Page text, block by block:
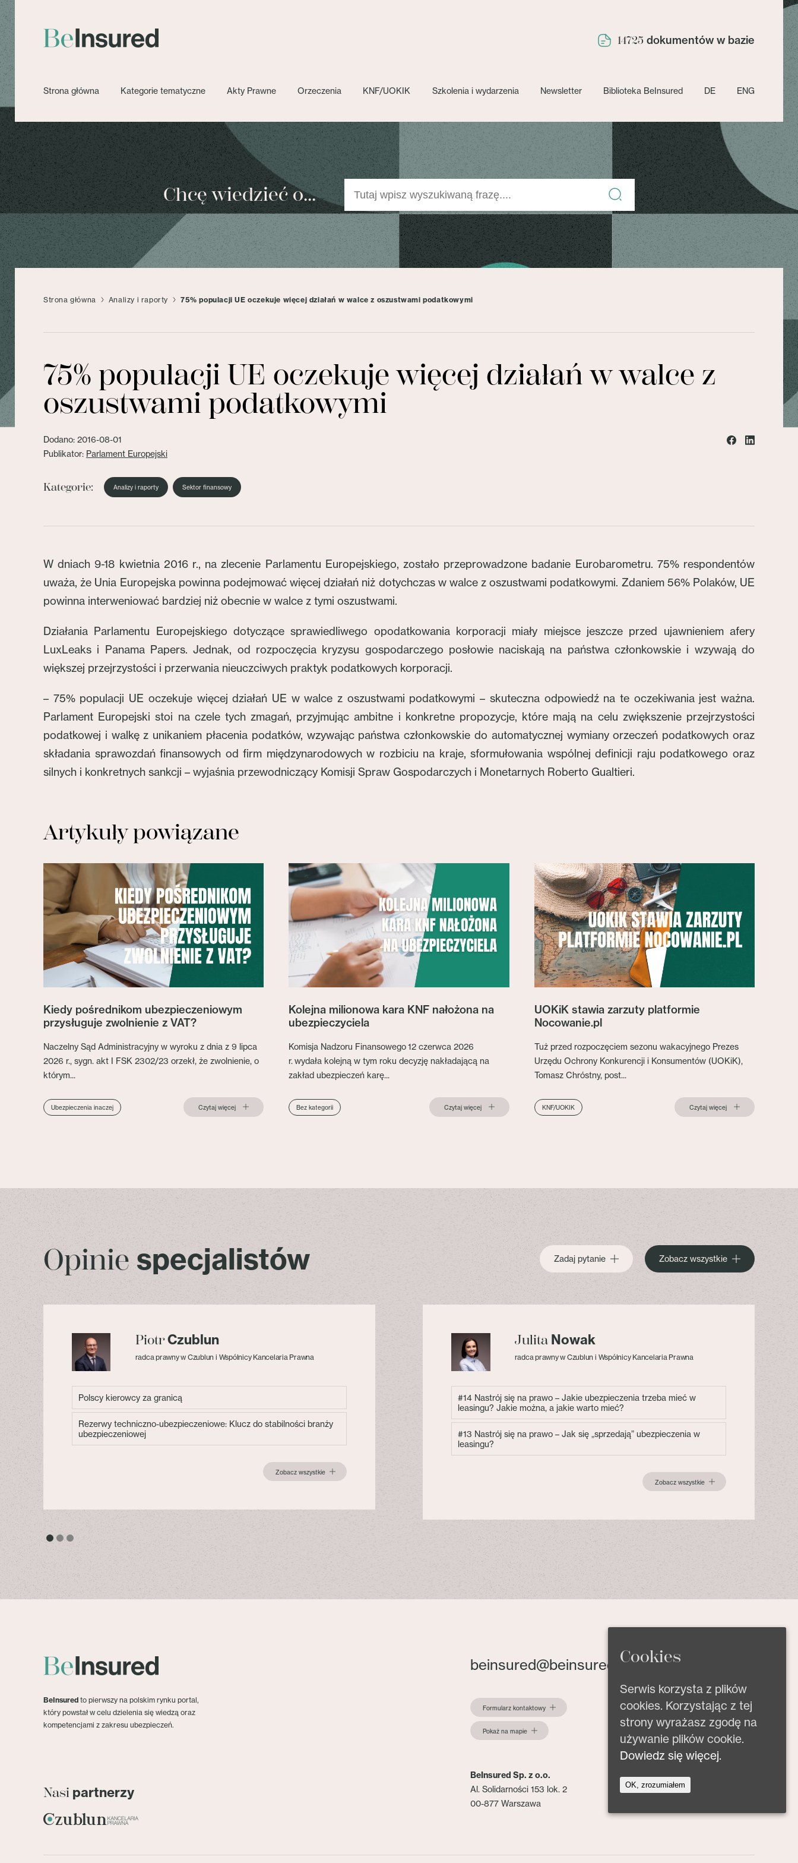
14725 dokumentów w bazie
Strona główna Kategorie tematyczne Akty Prawne Orzeczenia KNF/UOKIK Szkolenia i wydarzenia Newsletter Biblioteka BeInsured DE ENG
Chcę wiedzieć o...
Strona główna Analizy i raporty 75% populacji UE oczekuje więcej działań w walce z oszustwami podatkowymi
75% populacji UE oczekuje więcej działań w walce z
oszustwami podatkowymi
Dodano: 2016-08-01
Publikator: Parlament Europejski
Kategorie: Analizy i raporty Sektor finansowy
W dniach 9-18 kwietnia 2016 r., na zlecenie Parlamentu Europejskiego, zostało przeprowadzone badanie Eurobarometru. 75% respondentów
uważa, że Unia Europejska powinna podejmować więcej działań niż dotychczas w walce z oszustwami podatkowymi. Zdaniem 56% Polaków, UE
powinna interweniować bardziej niż obecnie w walce z tymi oszustwami.
Działania Parlamentu Europejskiego dotyczące sprawiedliwego opodatkowania korporacji miały miejsce jeszcze przed ujawnieniem afery
LuxLeaks i Panama Papers. Jednak, od rozpoczęcia kryzysu gospodarczego posłowie naciskają na państwa członkowskie i wzywają do
większej przejrzystości i przerwania nieuczciwych praktyk podatkowych korporacji.
– 75% populacji UE oczekuje więcej działań UE w walce z oszustwami podatkowymi – skuteczna odpowiedź na te oczekiwania jest ważna.
Parlament Europejski stoi na czele tych zmagań, przyjmując ambitne i konkretne propozycje, które mają na celu zwiększenie przejrzystości
podatkowej i walkę z unikaniem płacenia podatków, wzywając państwa członkowskie do automatycznej wymiany orzeczeń podatkowych oraz
składania sprawozdań finansowych od firm międzynarodowych w rozbiciu na kraje, sformułowania wspólnej definicji raju podatkowego oraz
silnych i konkretnych sankcji – wyjaśnia przewodniczący Komisji Spraw Gospodarczych i Monetarnych Roberto Gualtieri.
Artykuły powiązane
Kiedy pośrednikom ubezpieczeniowym
przysługuje zwolnienie z VAT?
Naczelny Sąd Administracyjny w wyroku z dnia z 9 lipca
2026 r., sygn. akt I FSK 2302/23 orzekł, że zwolnienie, o
którym...
Ubezpieczenia inaczej Czytaj więcej
Kolejna milionowa kara KNF nałożona na
ubezpieczyciela
Komisja Nadzoru Finansowego 12 czerwca 2026
r. wydała kolejną w tym roku decyzję nakładającą na
zakład ubezpieczeń karę...
Bez kategorii Czytaj więcej
UOKiK stawia zarzuty platformie
Nocowanie.pl
Tuż przed rozpoczęciem sezonu wakacyjnego Prezes
Urzędu Ochrony Konkurencji i Konsumentów (UOKiK),
Tomasz Chróstny, post...
KNF/UOKIK Czytaj więcej
Opinie specjalistów Zadaj pytanie Zobacz wszystkie
PiotrCzublun
radca prawny w Czublun i Wspólnicy Kancelaria Prawna
Polscy kierowcy za granicą
Rezerwy techniczno-ubezpieczeniowe: Klucz do stabilności branży
ubezpieczeniowej
Zobacz wszystkie
Julita Nowak
radca prawny w Czublun i Wspólnicy Kancelaria Prawna
#14 Nastrój się na prawo – Jakie ubezpieczenia trzeba mieć w
leasingu? Jakie można, a jakie warto mieć?
#13 Nastrój się na prawo – Jak się „sprzedają” ubezpieczenia w
leasingu?
Zobacz wszystkie
BeInsured to pierwszy na polskim rynku portal,
który powstał w celu dzielenia się wiedzą oraz
kompetencjami z zakresu ubezpieczeń.
Nasi partnerzy
beinsured@beinsured.pl
Formularz kontaktowy
Pokaż na mapie
BeInsured Sp. z o.o.
Al. Solidarności 153 lok. 2
00-877 Warszawa
Cookies
Serwis korzysta z plików
cookies. Korzystając z tej
strony wyrażasz zgodę na
używanie plików cookie.
Dowiedz się więcej.
OK, zrozumiałem